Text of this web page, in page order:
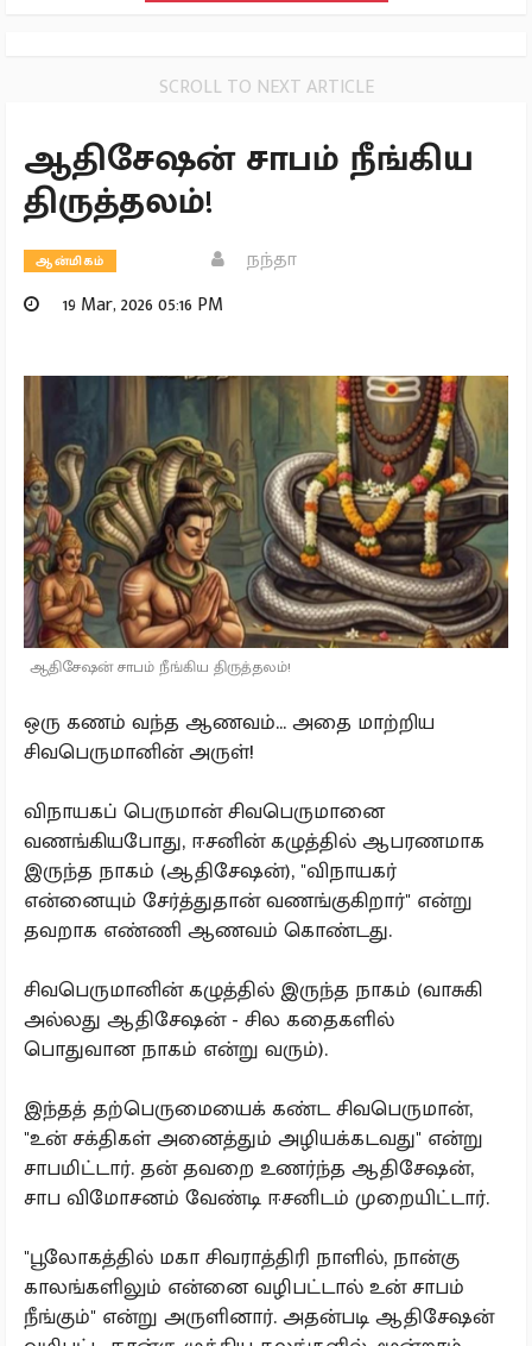
SCROLL TO NEXT ARTICLE
ஆதிசேஷன் சாபம் நீங்கிய
திருத்தலம்!
ஆன்மிகம்
நந்தா
19 Mar, 2026 05:16 PM
ஆதிசேஷன் சாபம் நீங்கிய திருத்தலம்!
ஒரு கணம் வந்த ஆணவம்... அதை மாற்றிய
சிவபெருமானின் அருள்!
விநாயகப் பெருமான் சிவபெருமானை
வணங்கியபோது, ஈசனின் கழுத்தில் ஆபரணமாக
இருந்த நாகம் (ஆதிசேஷன்), "விநாயகர்
என்னையும் சேர்த்துதான் வணங்குகிறார்" என்று
தவறாக எண்ணி ஆணவம் கொண்டது.
சிவபெருமானின் கழுத்தில் இருந்த நாகம் (வாசுகி
அல்லது ஆதிசேஷன் - சில கதைகளில்
பொதுவான நாகம் என்று வரும்).
இந்தத் தற்பெருமையைக் கண்ட சிவபெருமான்,
"உன் சக்திகள் அனைத்தும் அழியக்கடவது" என்று
சாபமிட்டார். தன் தவறை உணர்ந்த ஆதிசேஷன்,
சாப விமோசனம் வேண்டி ஈசனிடம் முறையிட்டார்.
"பூலோகத்தில் மகா சிவராத்திரி நாளில், நான்கு
காலங்களிலும் என்னை வழிபட்டால் உன் சாபம்
நீங்கும்" என்று அருளினார். அதன்படி ஆதிசேஷன்